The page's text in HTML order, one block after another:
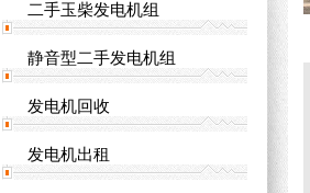
二手玉柴发电机组
静音型二手发电机组
发电机回收
发电机出租